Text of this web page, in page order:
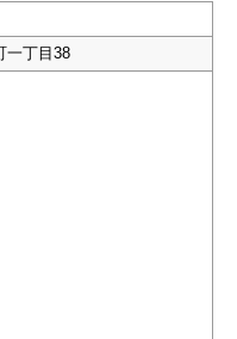
一丁目38